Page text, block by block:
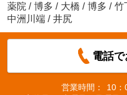
薬院 / 博多 / 大橋 / 博多 / 竹
中洲川端 / 井尻
電話
営業時間：
10